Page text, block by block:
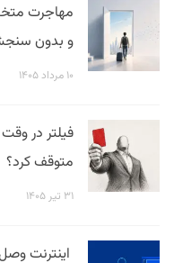
مهاجرت
و بدون
۱۰ مرداد ۱۴۰۵
متوقف کرد؟
۳۱ تیر ۱۴۰۵
اینترنت